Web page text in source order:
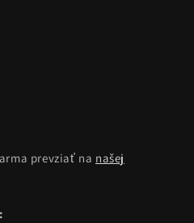
prevziať na našej